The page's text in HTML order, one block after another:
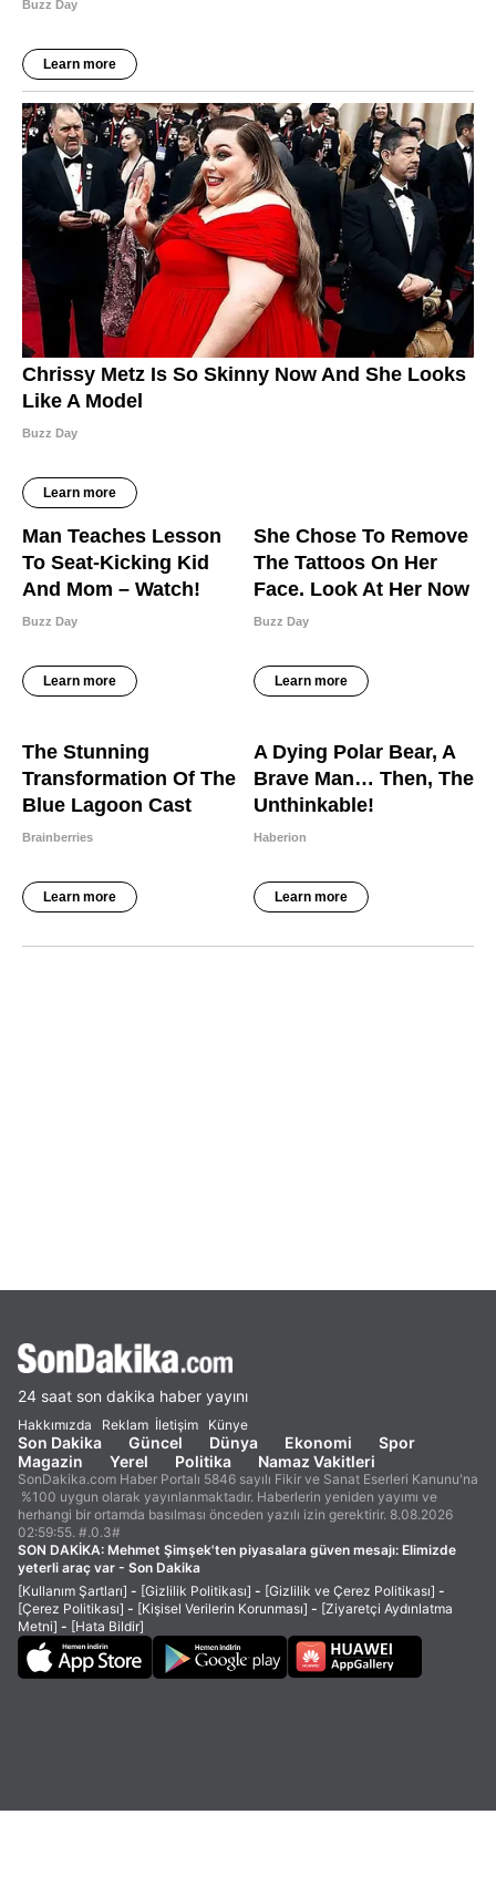
24 saat son dakika haber yayını
Hakkımızda Reklam İletişim Künye
Son Dakika Güncel Dünya Ekonomi
Spor
Magazin
Yerel Politika Namaz Vakitleri
SonDakika.com Haber Portalı 5846 sayılı Fikir ve Sanat Eserleri Kanunu'na
%100 uygun olarak yayınlanmaktadır. Haberlerin yeniden yayımı ve
herhangi bir ortamda basılması önceden yazılı izin gerektirir. 8.08.2026
02:59:55. #.0.3#
SON DAKİKA: Mehmet Şimşek'ten piyasalara güven mesajı: Elimizde
yeterli araç var - Son Dakika
[Kullanım Şartları] - [Gizlilik Politikası] - [Gizlilik ve Çerez Politikası] -
[Çerez Politikası] - [Kişisel Verilerin Korunması] - [Ziyaretçi Aydınlatma
Metni] - [Hata Bildir]